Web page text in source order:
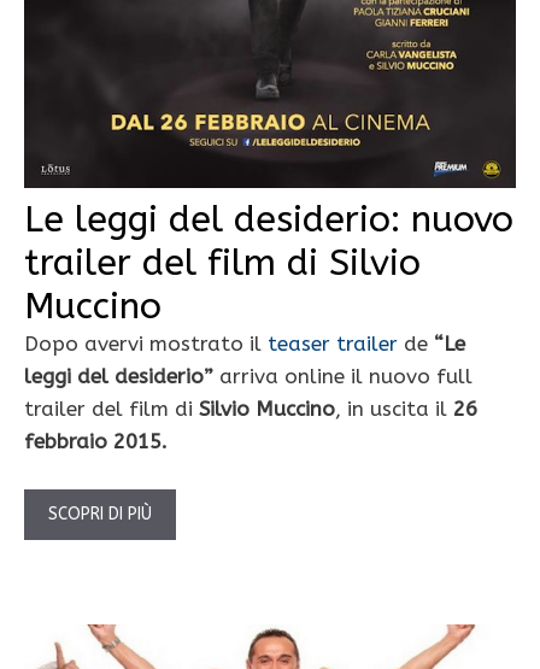
Le leggi del desiderio: nuovo
trailer del film di Silvio
Muccino
Dopo avervi mostrato il teaser trailer de “Le
leggi del desiderio” arriva online il nuovo full
trailer del film di Silvio Muccino, in uscita il 26
febbraio 2015.
SCOPRI DI PIÙ